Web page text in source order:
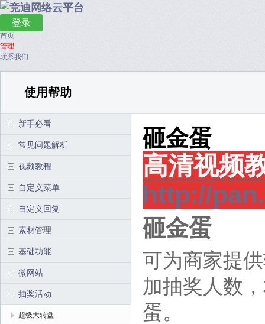
登录
首页
管理
联系我们
使用帮助
新手必看
常见问题解析
视频教程
自定义菜单
自定义回复
素材管理
基础功能
微网站
抽奖活动
超级大转盘
砸金蛋
高清视频
http://
砸金蛋
可为商家提
加抽奖人数
蛋。